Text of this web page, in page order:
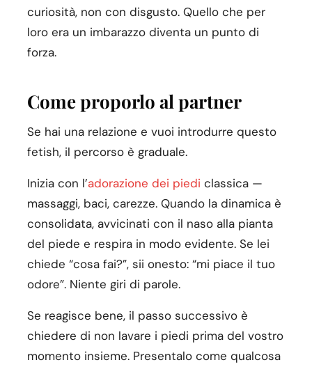
curiosità, non con disgusto. Quello che per
loro era un imbarazzo diventa un punto di
forza.
Come proporlo al partner
Se hai una relazione e vuoi introdurre questo
fetish, il percorso è graduale.
Inizia con l’adorazione dei piedi classica —
massaggi, baci, carezze. Quando la dinamica è
consolidata, avvicinati con il naso alla pianta
del piede e respira in modo evidente. Se lei
chiede “cosa fai?”, sii onesto: “mi piace il tuo
odore”. Niente giri di parole.
Se reagisce bene, il passo successivo è
chiedere di non lavare i piedi prima del vostro
momento insieme. Presentalo come qualcosa